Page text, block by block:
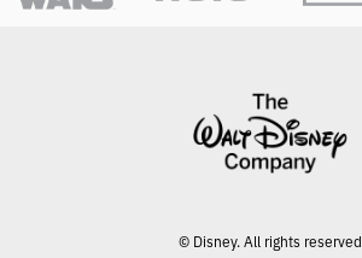
© Disney. All rights reserved